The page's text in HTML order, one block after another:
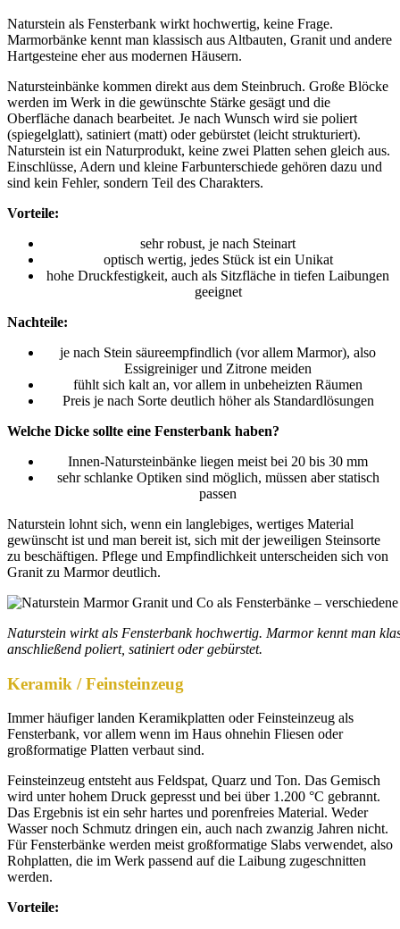
Naturstein als Fensterbank wirkt hochwertig, keine Frage.
Marmorbänke kennt man klassisch aus Altbauten, Granit und andere
Hartgesteine eher aus modernen Häusern.
Natursteinbänke kommen direkt aus dem Steinbruch. Große Blöcke
werden im Werk in die gewünschte Stärke gesägt und die
Oberfläche danach bearbeitet. Je nach Wunsch wird sie poliert
(spiegelglatt), satiniert (matt) oder gebürstet (leicht strukturiert).
Naturstein ist ein Naturprodukt, keine zwei Platten sehen gleich aus.
Einschlüsse, Adern und kleine Farbunterschiede gehören dazu und
sind kein Fehler, sondern Teil des Charakters.
Vorteile:
sehr robust, je nach Steinart
optisch wertig, jedes Stück ist ein Unikat
hohe Druckfestigkeit, auch als Sitzfläche in tiefen Laibungen
geeignet
Nachteile:
je nach Stein säureempfindlich (vor allem Marmor), also
Essigreiniger und Zitrone meiden
fühlt sich kalt an, vor allem in unbeheizten Räumen
Preis je nach Sorte deutlich höher als Standardlösungen
Welche Dicke sollte eine Fensterbank haben?
Innen-Natursteinbänke liegen meist bei 20 bis 30 mm
sehr schlanke Optiken sind möglich, müssen aber statisch
passen
Naturstein lohnt sich, wenn ein langlebiges, wertiges Material
gewünscht ist und man bereit ist, sich mit der jeweiligen Steinsorte
zu beschäftigen. Pflege und Empfindlichkeit unterscheiden sich von
Granit zu Marmor deutlich.
Naturstein wirkt als Fensterbank hochwertig. Marmor kennt man
anschließend poliert, satiniert oder gebürstet.
Keramik / Feinsteinzeug
Immer häufiger landen Keramikplatten oder Feinsteinzeug als
Fensterbank, vor allem wenn im Haus ohnehin Fliesen oder
großformatige Platten verbaut sind.
Feinsteinzeug entsteht aus Feldspat, Quarz und Ton. Das Gemisch
wird unter hohem Druck gepresst und bei über 1.200 °C gebrannt.
Das Ergebnis ist ein sehr hartes und porenfreies Material. Weder
Wasser noch Schmutz dringen ein, auch nach zwanzig Jahren nicht.
Für Fensterbänke werden meist großformatige Slabs verwendet, also
Rohplatten, die im Werk passend auf die Laibung zugeschnitten
werden.
Vorteile: